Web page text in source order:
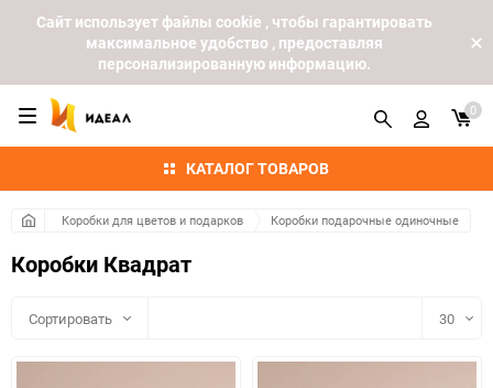
Cайт использует файлы cookie , чтобы гарантировать
максимальное удобство , предоставляя
персонализированную информацию.
КАТАЛОГ ТОВАРОВ
0
Коробки для цветов и подарков Коробки подарочные одиночные
Коробки Квадрат
Сортировать 30